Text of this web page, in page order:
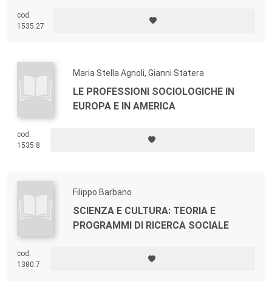
cod.
1535.27
Maria Stella Agnoli, Gianni Statera
LE PROFESSIONI SOCIOLOGICHE IN
EUROPA E IN AMERICA
cod.
1535.8
Filippo Barbano
SCIENZA E CULTURA: TEORIA E
PROGRAMMI DI RICERCA SOCIALE
cod.
1380.7